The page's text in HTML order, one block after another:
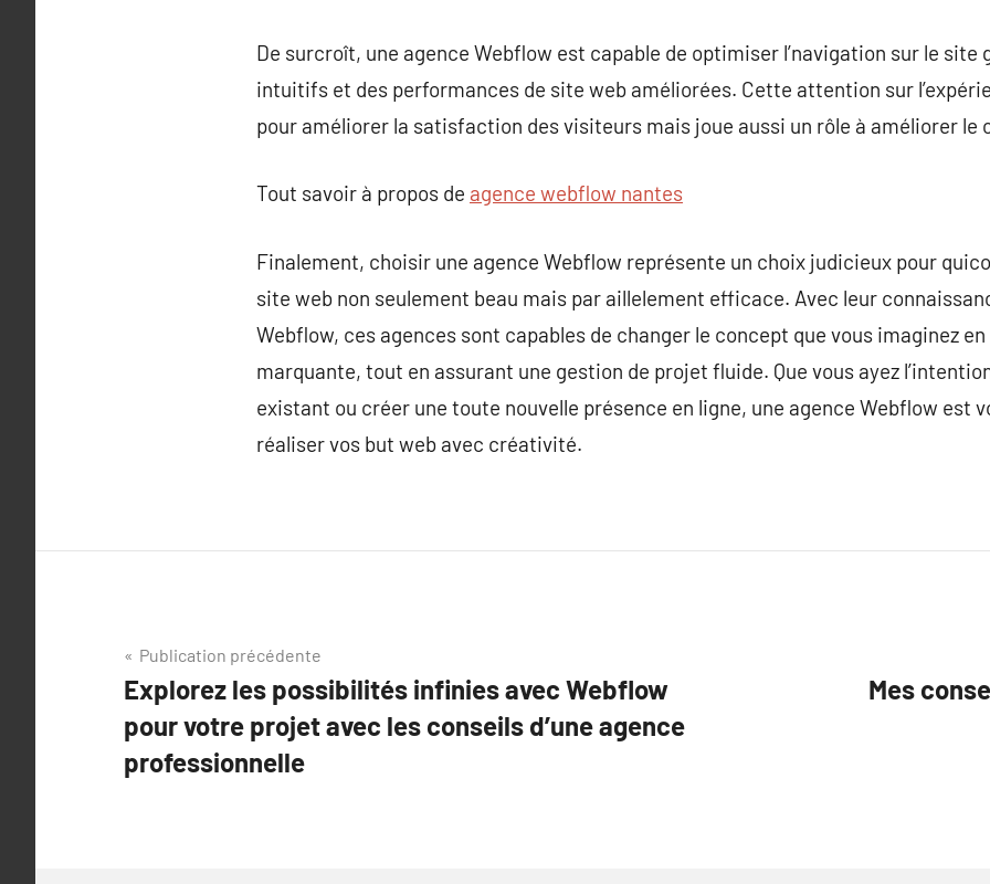
De surcroît, une agence Webflow est capable de optimiser l’navigation sur le
intuitifs et des performances de site web améliorées. Cette attention sur
pour améliorer la satisfaction des visiteurs mais joue aussi un rôle à améliorer le
Tout savoir à propos de agence webflow nantes
Finalement, choisir une agence Webflow représente un choix judicieux pour
site web non seulement beau mais par aillelement efficace. Avec leur
Webflow, ces agences sont capables de changer le concept que vous imaginez
marquante, tout en assurant une gestion de projet fluide. Que vous ayez
existant ou créer une toute nouvelle présence en ligne, une agence Webflow est
réaliser vos but web avec créativité.
Navigation
de
l’article
Publication précédente
Explorez les possibilités infinies avec Webflow
pour votre projet avec les conseils d’une agence
professionnelle
Mes